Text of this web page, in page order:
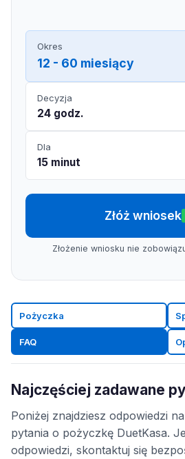
Okres
12 - 60 miesiący
Decyzja
24 godz.
Dla
15 minut
Złóż wniosek
Złożenie wniosku nie
Pożyczka
FAQ
Najczęściej zadawane
Poniżej znajdziesz odpowiedzi
pytania o pożyczkę DuetKasa.
odpowiedzi, skontaktuj się